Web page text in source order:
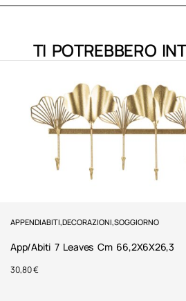
TI POTREBBERO
APPENDIABITI,DECORAZIONI,SOGGIORNO
App/Abiti 7 Leaves Cm 66,2X6X26,3
30,80€